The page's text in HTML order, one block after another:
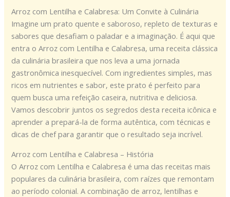
Arroz com Lentilha e Calabresa: Um Convite à Culinária
Imagine um prato quente e saboroso, repleto de texturas e
sabores que desafiam o paladar e a imaginação. É aqui que
entra o Arroz com Lentilha e Calabresa, uma receita clássica
da culinária brasileira que nos leva a uma jornada
gastronômica inesquecível. Com ingredientes simples, mas
ricos em nutrientes e sabor, este prato é perfeito para
quem busca uma refeição caseira, nutritiva e deliciosa.
Vamos descobrir juntos os segredos desta receita icônica e
aprender a prepará-la de forma autêntica, com técnicas e
dicas de chef para garantir que o resultado seja incrível.
Arroz com Lentilha e Calabresa – História
O Arroz com Lentilha e Calabresa é uma das receitas mais
populares da culinária brasileira, com raízes que remontam
ao período colonial. A combinação de arroz, lentilhas e